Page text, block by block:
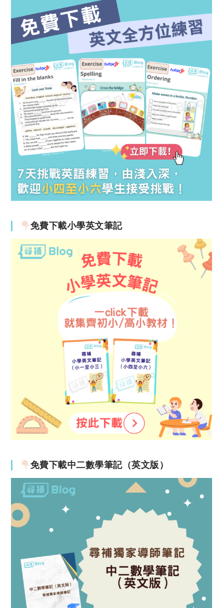
免費下載小學英文筆記
免費下載中二數學筆記（英文版）